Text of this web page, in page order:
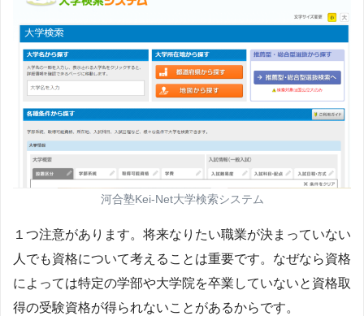
河合塾Kei-Net大学検索システム
１つ注意があります。将来なりたい職業が決まっていない
人でも資格について考えることは重要です。 なぜなら資格
によっては特定の学部や大学院を卒業していないと資格取
得の受験資格が得られないことがあるからです。